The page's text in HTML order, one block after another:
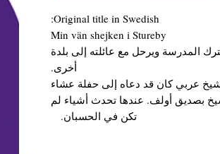
Original title in Swedish:
Min vän shejken i Stureby
المدرسة ويرحل مع عائلته إلى بلدة
أخرى.
عربي كان قد دعاه إلى حفلة عشاء
بصديق أولف. عندها تحدث أشياء لم
تكن في الحسبان.